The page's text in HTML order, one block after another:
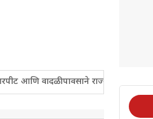
पावसाने राज्यातील शेतकरी चिंतेत !